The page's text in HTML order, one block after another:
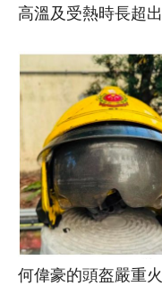
高溫及受熱時長超
何偉豪的頭盔嚴重